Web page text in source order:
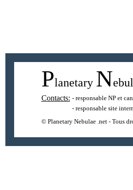
Planetary N
Contacts: - responsable NP et
- responsable site
© Planetary Nebulae .net - Tous